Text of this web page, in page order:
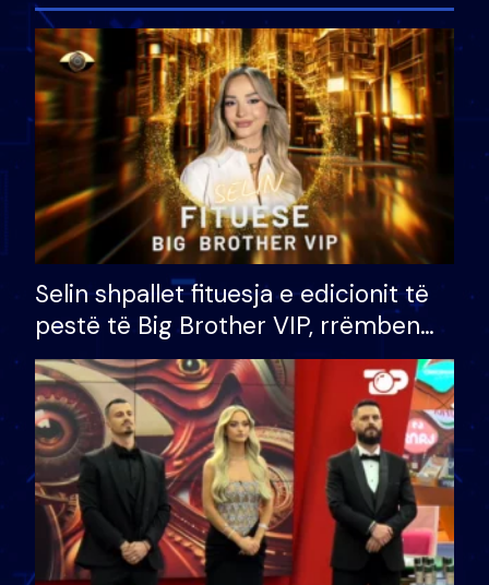
Selin shpallet fituesja e edicionit të
pestë të Big Brother VIP, rrëmben
çmimin e madh prej 100 mijë eurosh